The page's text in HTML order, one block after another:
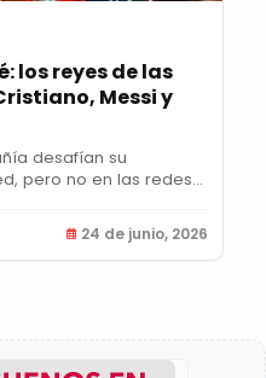
los reyes de las
Messi y
desafían su
pero no en las redes...
24 de junio, 2026